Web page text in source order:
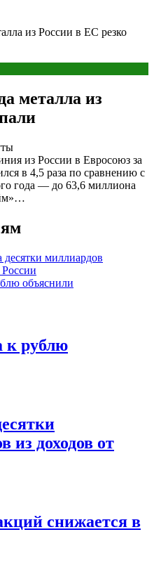
из России в ЕС резко
металла из
из России в Евросоюз за
в 4,5 раза по сравнению с
года — до 63,6 миллиона
миллиардов
России
объяснили
к рублю
из доходов от
снижается в